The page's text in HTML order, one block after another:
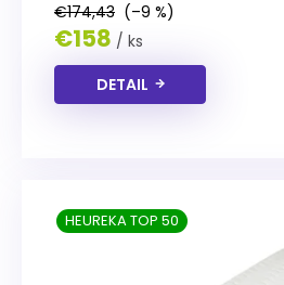
€174,43 (–9 %)
€158 / ks
DETAIL
HEUREKA TOP 50